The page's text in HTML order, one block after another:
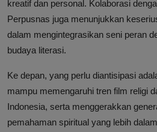
kreatif dan personal. Kolaborasi
Perpusnas juga menunjukkan
dalam mengintegrasikan seni peran
budaya literasi.
Ke depan, yang perlu diantisipasi
mampu memengaruhi tren film religi
Indonesia, serta menggerakkan
pemahaman spiritual yang lebih